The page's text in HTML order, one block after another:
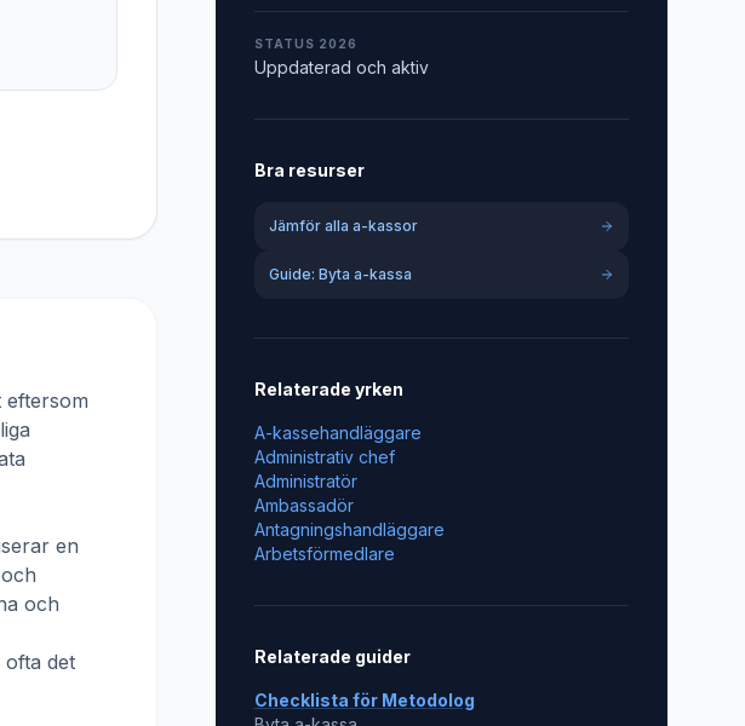
eftersom
en
och
det
STATUS 2026
Uppdaterad och aktiv
Bra resurser
Jämför alla a-kassor
Guide: Byta a-kassa
Relaterade yrken
A-kassehandläggare
Administrativ chef
Administratör
Ambassadör
Antagningshandläggare
Arbetsförmedlare
Relaterade guider
Checklista för Metodolog